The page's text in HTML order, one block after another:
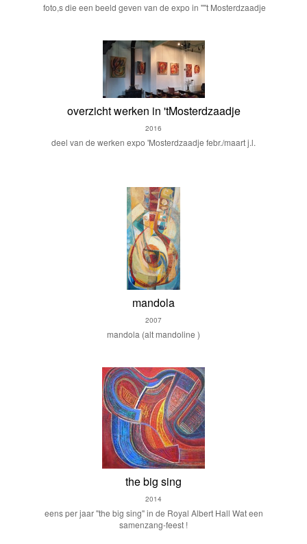
foto,s die een beeld geven van de expo in ''''t Mosterdzaadje
overzicht werken in 'tMosterdzaadje
2016
deel van de werken expo 'Mosterdzaadje febr./maart j.l.
mandola
2007
mandola (alt mandoline )
the big sing
2014
eens per jaar "the big sing" in de Royal Albert Hall Wat een
samenzang-feest !